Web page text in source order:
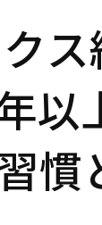
ク
以
慣